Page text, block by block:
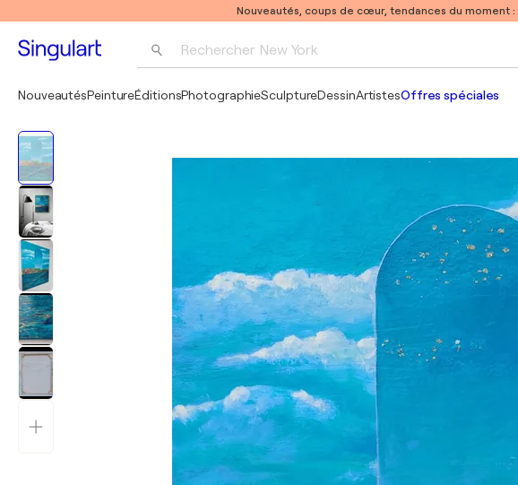
Nouveautés, coups de cœur, tendances du moment :
Rechercher New York
Pablo Picasso
NouveautésPeintureÉditionsPhotographieSculptureDessinArtistesOffres spéciales